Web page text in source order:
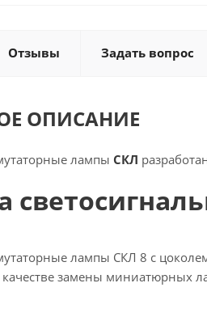
Отзывы Задать вопрос
ОПИСАНИЕ
лампы СКЛ
лампы СКЛ 8 с
замены миниатюрных